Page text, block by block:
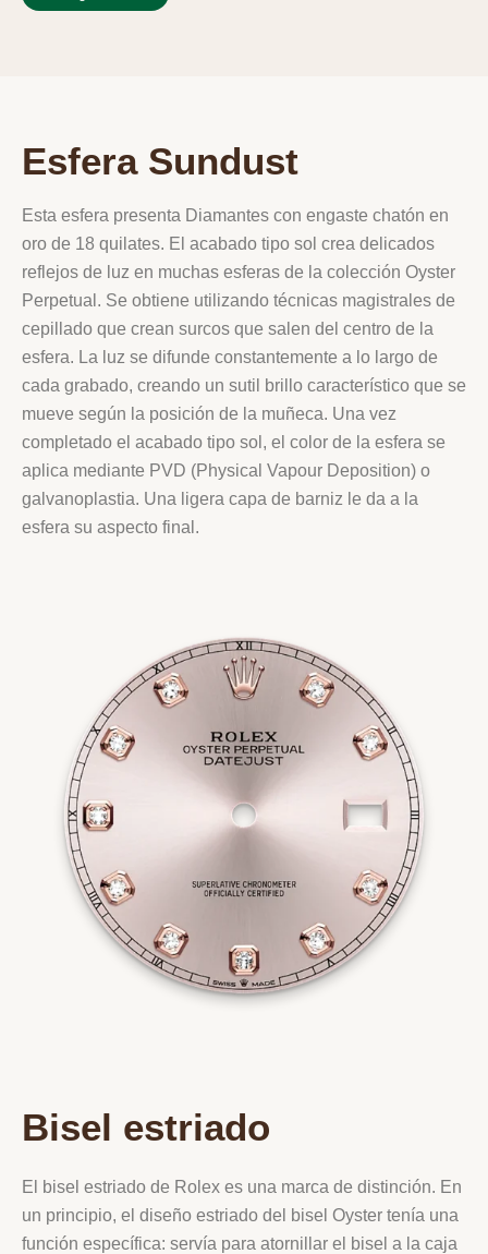
Esfera Sundust
Esta esfera presenta Diamantes con engaste chatón en
oro de 18 quilates. El acabado tipo sol crea delicados
reflejos de luz en muchas esferas de la colección Oyster
Perpetual. Se obtiene utilizando técnicas magistrales de
cepillado que crean surcos que salen del centro de la
esfera. La luz se difunde constantemente a lo largo de
cada grabado, creando un sutil brillo característico que se
mueve según la posición de la muñeca. Una vez
completado el acabado tipo sol, el color de la esfera se
aplica mediante PVD (Physical Vapour Deposition) o
galvanoplastia. Una ligera capa de barniz le da a la
esfera su aspecto final.
Bisel estriado
El bisel estriado de Rolex es una marca de distinción. En
un principio, el diseño estriado del bisel Oyster tenía una
función específica: servía para atornillar el bisel a la caja